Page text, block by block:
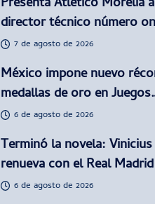
director técnico número
7 de agosto de 2026
México impone nuevo
medallas de oro en
6 de agosto de 2026
Terminó la novela: Vinicius
renueva con el Real
6 de agosto de 2026